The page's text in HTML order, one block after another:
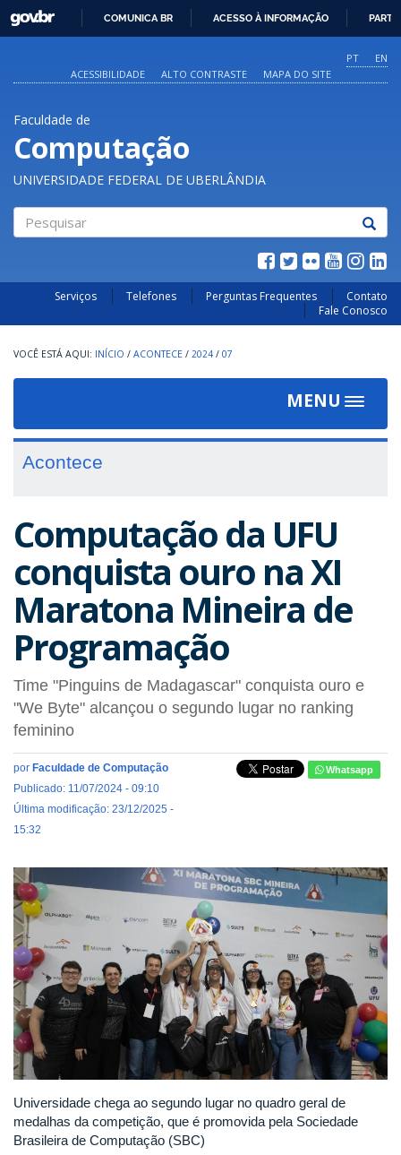
O
CONTEÚDO
GOVBR
COMUNICA BR ACESSO À INFORMAÇÃO
PT
EN
ACESSIBILIDADE
ALTO CONTRASTE MAPA DO SITE
Faculdade de
Computação
UNIVERSIDADE FEDERAL DE UBERLÂNDIA
Serviços Telefones Perguntas Frequentes
Contato
Fale Conosco
INÍCIO / ACONTECE / 2024 / 07
MENU
Toggle
Acontece
Computação da UFU
conquista ouro na XI
Maratona Mineira de
Programação
Time "Pinguins de Madagascar" conquista ouro e
"We Byte" alcançou o segundo lugar no ranking
feminino
por Faculdade de Computação
Publicado: 11/07/2024 - 09:10
Última modificação: 23/12/2025 -
15:32
Whatsapp
Universidade chega ao segundo lugar no quadro geral de
medalhas da competição, que é promovida pela Sociedade
Brasileira de Computação (SBC)